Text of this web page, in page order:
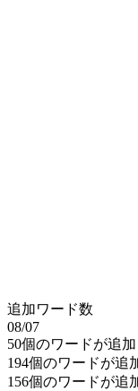
追加ワード数
08/07
50個のワードが追加
194個のワードが追
156個のワードが追